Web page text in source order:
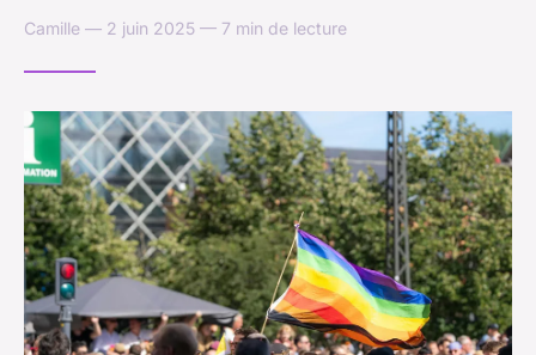
Camille — 2 juin 2025 — 7 min de lecture